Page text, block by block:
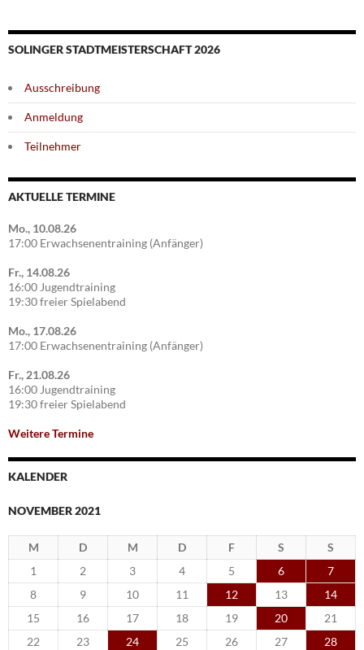
SOLINGER STADTMEISTERSCHAFT 2026
Ausschreibung
Anmeldung
Teilnehmer
AKTUELLE TERMINE
Mo., 10.08.26
17:00 Erwachsenentraining (Anfänger)
Fr., 14.08.26
16:00 Jugendtraining
19:30 freier Spielabend
Mo., 17.08.26
17:00 Erwachsenentraining (Anfänger)
Fr., 21.08.26
16:00 Jugendtraining
19:30 freier Spielabend
Weitere Termine
KALENDER
NOVEMBER 2021
M D M D F S
S
1
2 3 4 5 6
7
8
9 10 11 12 13
14
15
16 17 18 19 20
21
22
23 24 25 26 27
28